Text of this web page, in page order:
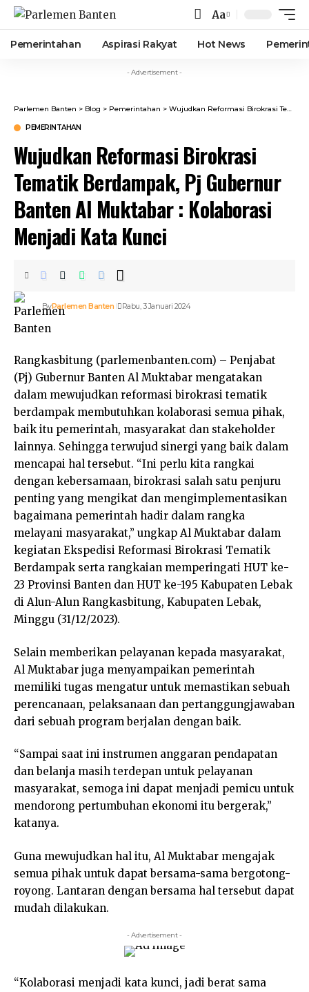
Font
Resizer
Aa
Pemerintahan Aspirasi Rakyat Hot News
- Advertisement -
Parlemen Banten > Blog > Pemerintahan > Wujudkan Reformasi Birokrasi Tematik Berdampak, Pj Gubernur Banten Al Muktabar : Kolaborasi Menjadi Kata Kunci
PEMERINTAHAN
Wujudkan Reformasi Birokrasi
Tematik Berdampak, Pj Gubernur
Banten Al Muktabar : Kolaborasi
Menjadi Kata Kunci
ByParlemen Banten Rabu, 3 Januari 2024
Rangkasbitung (parlemenbanten.com) – Penjabat
(Pj) Gubernur Banten Al Muktabar mengatakan
dalam mewujudkan reformasi birokrasi tematik
berdampak membutuhkan kolaborasi semua pihak,
baik itu pemerintah, masyarakat dan stakeholder
lainnya. Sehingga terwujud sinergi yang baik dalam
mencapai hal tersebut. “Ini perlu kita rangkai
dengan kebersamaan, birokrasi salah satu penjuru
penting yang mengikat dan mengimplementasikan
bagaimana pemerintah hadir dalam rangka
melayani masyarakat,” ungkap Al Muktabar dalam
kegiatan Ekspedisi Reformasi Birokrasi Tematik
Berdampak serta rangkaian memperingati HUT ke-
23 Provinsi Banten dan HUT ke-195 Kabupaten Lebak
di Alun-Alun Rangkasbitung, Kabupaten Lebak,
Minggu (31/12/2023).
Selain memberikan pelayanan kepada masyarakat,
Al Muktabar juga menyampaikan pemerintah
memiliki tugas mengatur untuk memastikan sebuah
perencanaan, pelaksanaan dan pertanggungjawaban
dari sebuah program berjalan dengan baik.
“Sampai saat ini instrumen anggaran pendapatan
dan belanja masih terdepan untuk pelayanan
masyarakat, semoga ini dapat menjadi pemicu untuk
mendorong pertumbuhan ekonomi itu bergerak,”
katanya.
Guna mewujudkan hal itu, Al Muktabar mengajak
semua pihak untuk dapat bersama-sama bergotong-
royong. Lantaran dengan bersama hal tersebut dapat
mudah dilakukan.
- Advertisement -
“Kolaborasi menjadi kata kunci, jadi berat sama